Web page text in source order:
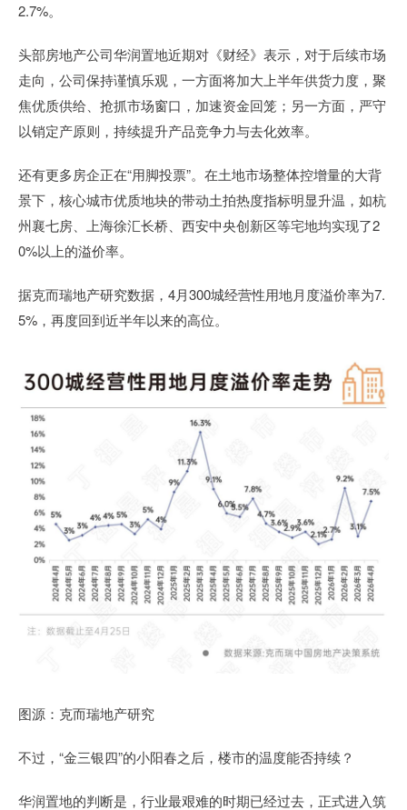
2.7%。
头部房地产公司华润置地近期对《财经》表示，对于后续市场
走向，公司保持谨慎乐观，一方面将加大上半年供货力度，聚
焦优质供给、抢抓市场窗口，加速资金回笼；另一方面，严守
以销定产原则，持续提升产品竞争力与去化效率。
还有更多房企正在“用脚投票”。在土地市场整体控增量的大背
景下，核心城市优质地块的带动土拍热度指标明显升温，如杭
州襄七房、上海徐汇长桥、西安中央创新区等宅地均实现了2
0%以上的溢价率。
据克而瑞地产研究数据，4月300城经营性用地月度溢价率为7.
5%，再度回到近半年以来的高位。
图源：克而瑞地产研究
不过，“金三银四”的小阳春之后，楼市的温度能否持续？
华润置地的判断是，行业最艰难的时期已经过去，正式进入筑